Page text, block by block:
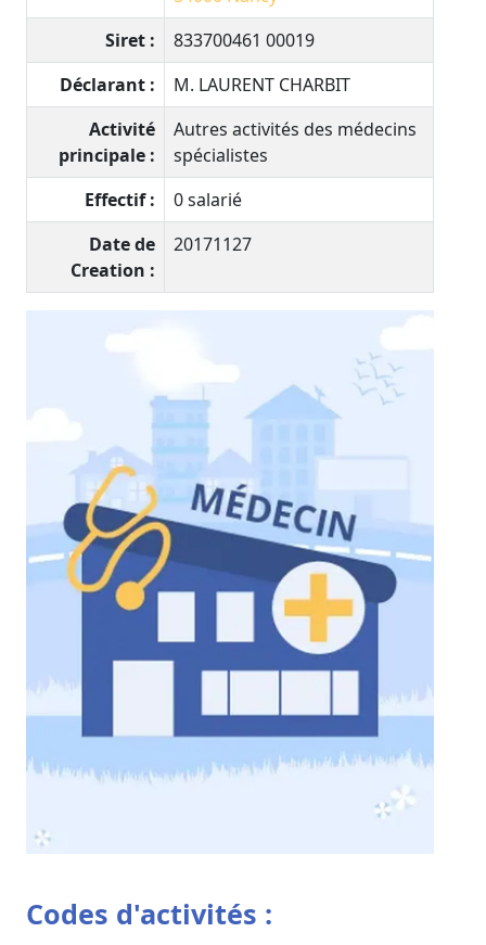
Siret :
833700461 00019
Déclarant :
M. LAURENT CHARBIT
Activité
principale :
Autres activités des médecins
spécialistes
Effectif :
0 salarié
Date de
Creation :
20171127
Codes d'activités :